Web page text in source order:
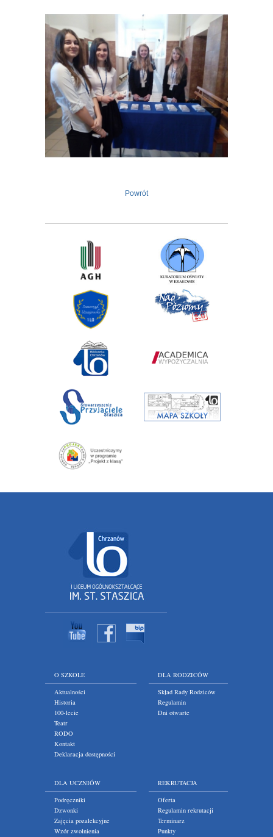
Powrót
O SZKOLE
Aktualności
Historia
100-lecie
Teatr
RODO
Kontakt
Deklaracja dostępności
DLA RODZICÓW
Skład Rady Rodziców
Regulamin
Dni otwarte
DLA UCZNIÓW
Podręczniki
Dzwonki
Zajęcia pozalekcyjne
Wzór zwolnienia
REKRUTACJA
Oferta
Regulamin rekrutacji
Terminarz
Punkty